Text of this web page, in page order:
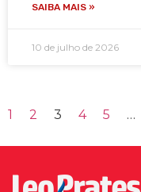
SAIBA MAIS »
10 de julho de 2026
1 2 3 4 5 …